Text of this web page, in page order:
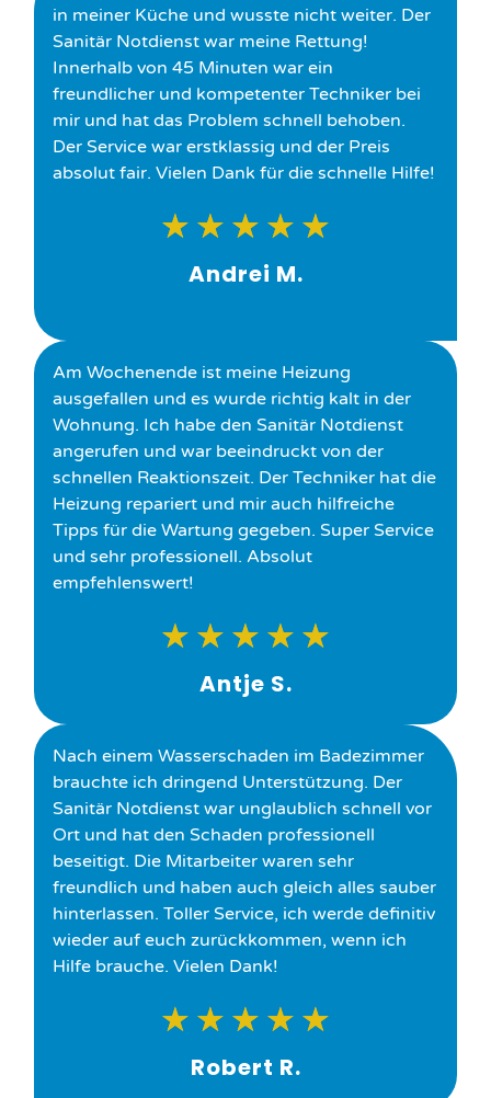
in meiner Küche und wusste nicht weiter. Der
Sanitär Notdienst war meine Rettung!
Innerhalb von 45 Minuten war ein
freundlicher und kompetenter Techniker bei
mir und hat das Problem schnell behoben.
Der Service war erstklassig und der Preis
absolut fair. Vielen Dank für die schnelle Hilfe!
★ ★ ★ ★ ★
Andrei M.
Am Wochenende ist meine Heizung
ausgefallen und es wurde richtig kalt in der
Wohnung. Ich habe den Sanitär Notdienst
angerufen und war beeindruckt von der
schnellen Reaktionszeit. Der Techniker hat die
Heizung repariert und mir auch hilfreiche
Tipps für die Wartung gegeben. Super Service
und sehr professionell. Absolut
empfehlenswert!
★ ★ ★ ★ ★
Antje S.
Nach einem Wasserschaden im Badezimmer
brauchte ich dringend Unterstützung. Der
Sanitär Notdienst war unglaublich schnell vor
Ort und hat den Schaden professionell
beseitigt. Die Mitarbeiter waren sehr
freundlich und haben auch gleich alles sauber
hinterlassen. Toller Service, ich werde definitiv
wieder auf euch zurückkommen, wenn ich
Hilfe brauche. Vielen Dank!
★ ★ ★ ★ ★
Robert R.